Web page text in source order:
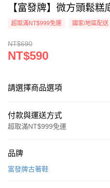
【富發牌】微方頭鬆
超取滿NT$999免運 國家/地區配送
NT$690
NT$590
請選擇商品選項
付款與運送方式
超取滿NT$999免運
信用卡一次付款
品牌
富發牌古著鞋